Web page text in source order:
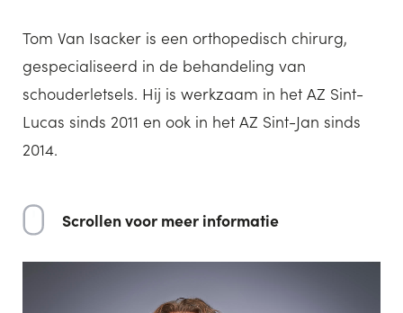
Tom Van Isacker is een orthopedisch chirurg,
gespecialiseerd in de behandeling van
schouderletsels. Hij is werkzaam in het AZ Sint-
Lucas sinds 2011 en ook in het AZ Sint-Jan sinds
2014.
Scrollen voor meer informatie